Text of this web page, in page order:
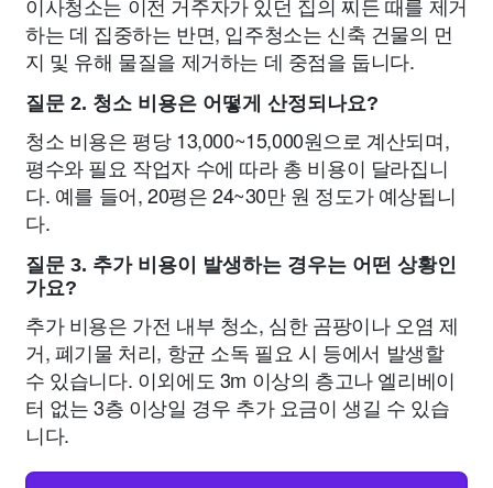
하는 데 집중하는 반면, 입주청소는 신축 건물의 먼
지 및 유해 물질을 제거하는 데 중점을 둡니다.
질문 2. 청소 비용은 어떻게 산정되나요?
청소 비용은 평당 13,000~15,000원으로 계산되며,
평수와 필요 작업자 수에 따라 총 비용이 달라집니
다. 예를 들어, 20평은 24~30만 원 정도가 예상됩니
다.
질문 3. 추가 비용이 발생하는 경우는 어떤 상황인
가요?
추가 비용은 가전 내부 청소, 심한 곰팡이나 오염 제
거, 폐기물 처리, 항균 소독 필요 시 등에서 발생할
수 있습니다. 이외에도 3m 이상의 층고나 엘리베이
터 없는 3층 이상일 경우 추가 요금이 생길 수 있습
니다.